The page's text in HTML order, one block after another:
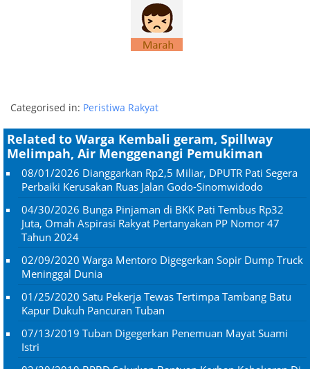
Categorised in: Peristiwa Rakyat
Related to Warga Kembali geram, Spillway
Melimpah, Air Menggenangi Pemukiman
08/01/2026 Dianggarkan Rp2,5 Miliar, DPUTR Pati Segera
Perbaiki Kerusakan Ruas Jalan Godo-Sinomwidodo
04/30/2026 Bunga Pinjaman di BKK Pati Tembus Rp32
Juta, Omah Aspirasi Rakyat Pertanyakan PP Nomor 47
Tahun 2024
02/09/2020 Warga Mentoro Digegerkan Sopir Dump Truck
Meninggal Dunia
01/25/2020 Satu Pekerja Tewas Tertimpa Tambang Batu
Kapur Dukuh Pancuran Tuban
07/13/2019 Tuban Digegerkan Penemuan Mayat Suami
Istri